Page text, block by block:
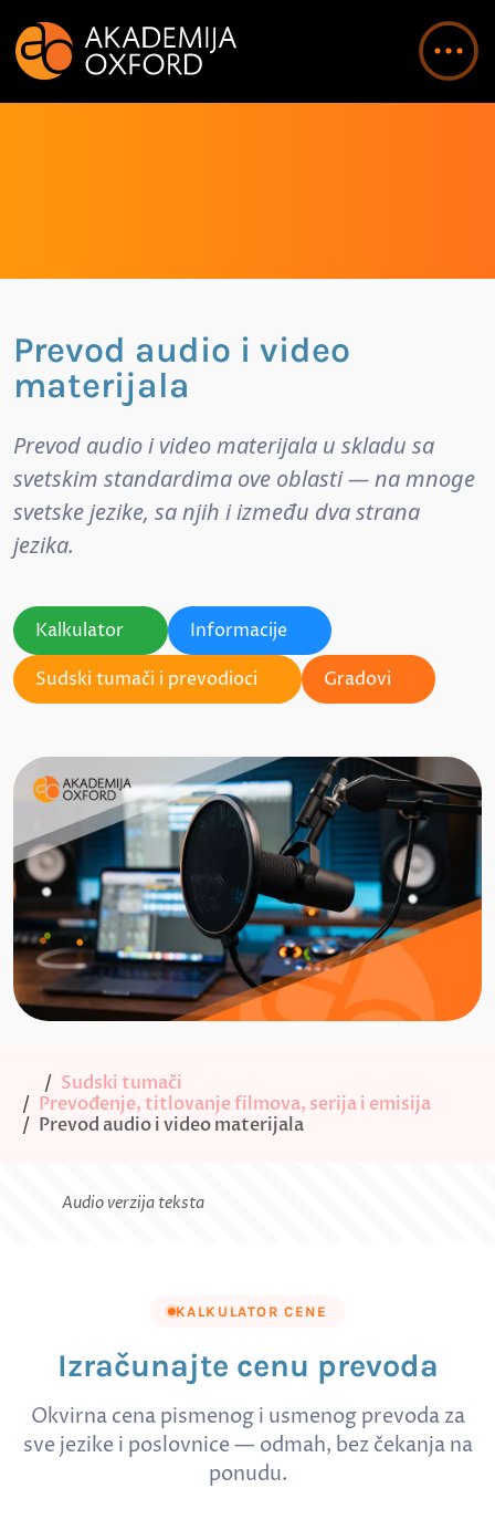
Prevod audio i video
materijala
Prevod audio i video materijala u skladu sa
svetskim standardima ove oblasti — na mnoge
svetske jezike, sa njih i između dva strana
jezika.
Kalkulator
Informacije
Sudski tumači i prevodioci
Gradovi
Sudski tumači
Prevođenje, titlovanje filmova, serija i emisija
Prevod audio i video materijala
Audio verzija teksta
KALKULATOR CENE
Izračunajte cenu prevoda
Okvirna cena pismenog i usmenog prevoda za
sve jezike i poslovnice — odmah, bez čekanja na
ponudu.